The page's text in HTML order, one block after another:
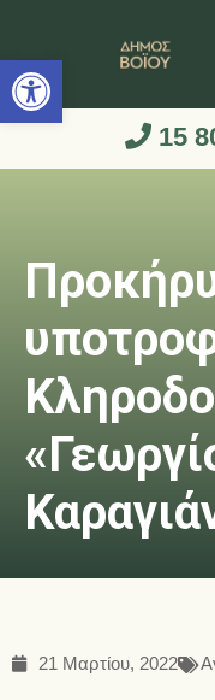
Ανοίξτε τη
15
21 Μαρτίου, 2022